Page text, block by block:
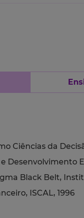
Ciências da
Desenvolvimento
Black Belt,
ISCAL, 1996